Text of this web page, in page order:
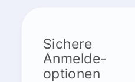
Sichere
Anmelde-
optionen